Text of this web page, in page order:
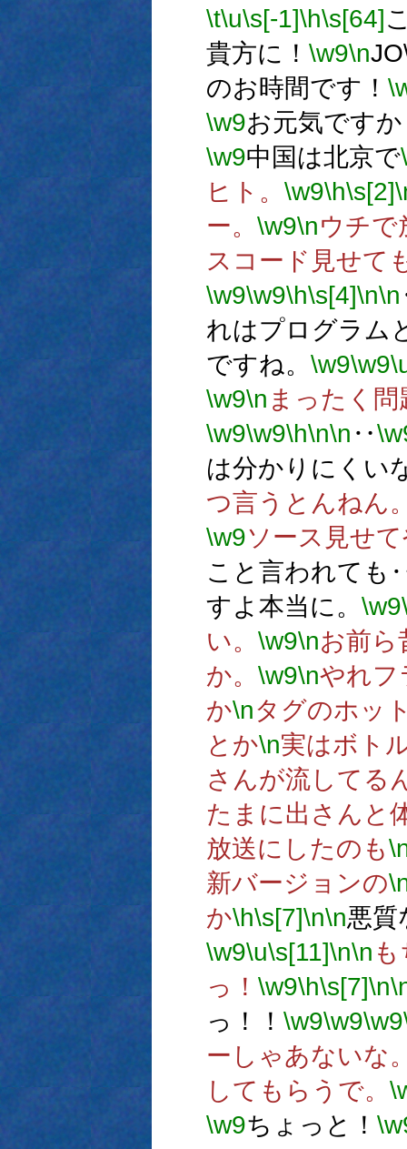
\t\u\s[-1]\h\s[64]
貴方に！ \w9\n
のお時間です！
\w9お元気です
\w9中国は北京で
ヒト。 \w9\h\s[2]
ー。 \w9\nウチで
スコード見せて
\w9\w9\h\s[4]\n\n
れはプログラム
ですね。 \w9\w9
\w9\n まったく
\w9\w9\h\n\n ‥
は分かりにくい
つ言うとんねん
\w9ソース見せ
こと言われても
すよ本当に。 \w9
い。 \w9\nお前ら
か。 \w9\nやれフ
か\nタグのホッ
とか\n実はボト
さんが流してる
たまに出さんと
放送にしたのも
新バージョンの
か\h\s[7]\n\n悪質
\w9\u\s[11]\n\n
っ！ \w9\h\s[7]\n
っ！！ \w9\w9\w9
ーしゃあないな
してもらうで。
\w9ちょっと！